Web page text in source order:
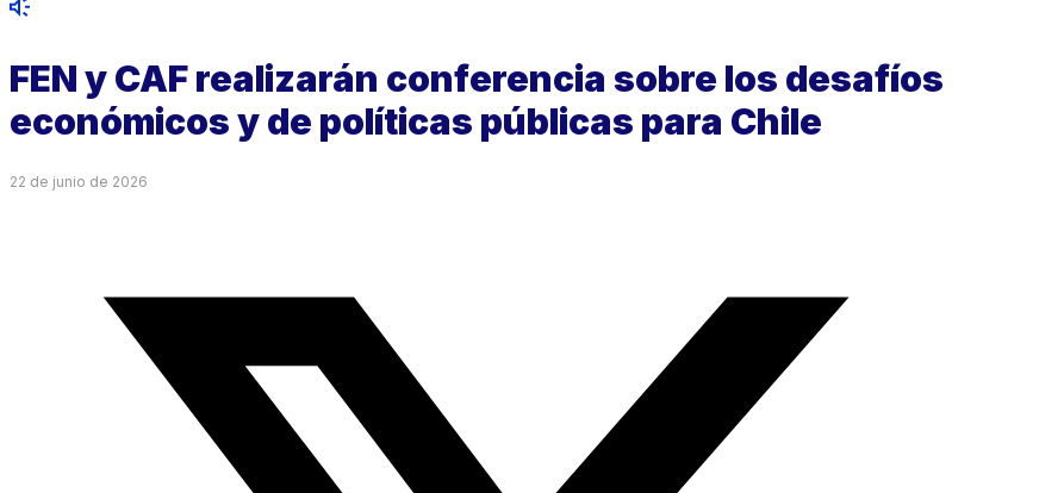
FEN y CAF realizarán conferencia sobre los desafíos
económicos y de políticas públicas para Chile
22 de junio de 2026